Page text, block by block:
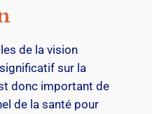
de la vision
sur la
donc important de
de la santé pour